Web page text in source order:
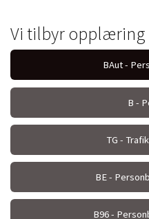
Vi tilbyr opplæring
BAut -
B -
TG -
BE -
B96 -